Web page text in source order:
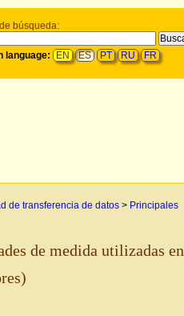
búsqueda:
language: EN ES PT RU FR
de transferencia de datos > Principales
de medida utilizadas en